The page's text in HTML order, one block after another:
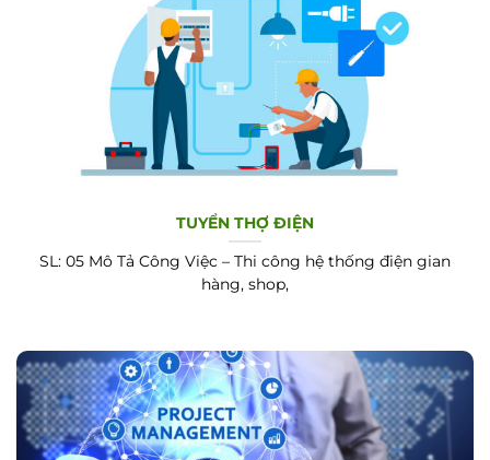
TUYỂN THỢ ĐIỆN
SL: 05 Mô Tả Công Việc – Thi công hệ thống điện gian
hàng, shop,